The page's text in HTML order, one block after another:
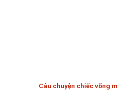
Câu chuyện chiếc võng